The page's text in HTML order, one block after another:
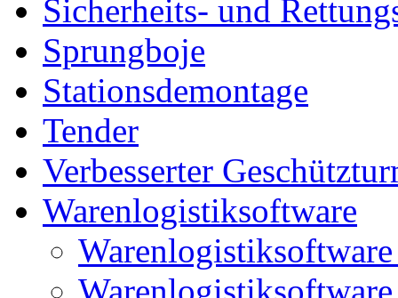
Sicherheits- und
Sprungboje
Stationsdemontage
Tender
Verbesserter
Warenlogistiksoftware